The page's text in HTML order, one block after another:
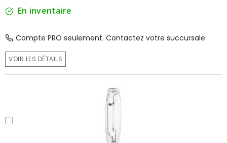
En inventaire
Compte PRO seulement. Contactez votre succursale
VOIR LES DÉTAILS